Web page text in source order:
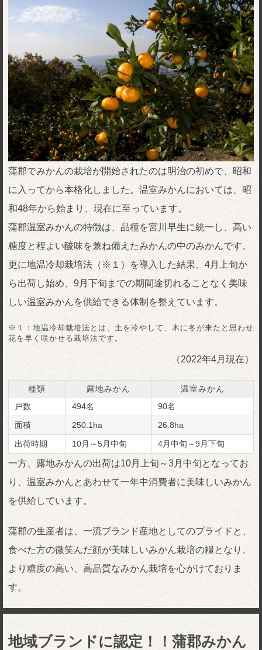
蒲郡でみかんの栽培が開始されたのは明治の初めで、昭和
に入ってから本格化しました。温室みかんにおいては、昭
和48年から始まり、現在に至っています。
蒲郡温室みかんの特徴は、品種を宮川早生に統一し、高い
糖度と程よい酸味を兼ね備えたみかんの中のみかんです。
更に地温冷却栽培法（※１）を導入した結果、4月上旬か
ら出荷し始め、9月下旬までの期間途切れることなく美味
しい温室みかんを供給できる体制を整えています。
※１：地温冷却栽培法とは、土を冷やして、木に冬が来たと思わせ
花を早く咲かせる栽培法です。
（2022年4月現在）
種類 露地みかん 温室みかん
戸数 494名 90名
面積 250.1ha 26.8ha
出荷時期 10月～5月中旬 4月中旬～9月下旬
一方、露地みかんの出荷は10月上旬～3月中旬となってお
り、温室みかんとあわせて一年中消費者に美味しいみかん
を供給しています。
蒲郡の生産者は、一流ブランド産地としてのプライドと、
食べた方の微笑んだ顔が美味しいみかん栽培の糧となり、
より糖度の高い、高品質なみかん栽培を心がけておりま
す。
地域ブランドに認定！！蒲郡みかん